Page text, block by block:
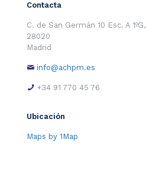
Contacta
C. de San Germán 10 Esc. A 1ºG,
28020
Madrid
info@achpm.es
+34 91 770 45 76
Ubicación
Maps by 1Map